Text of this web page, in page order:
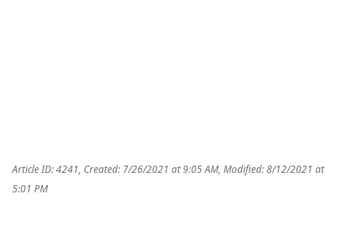
Article ID: 4241, Created: 7/26/2021 at 9:05 AM, Modified: 8/12/2021 at
5:01 PM